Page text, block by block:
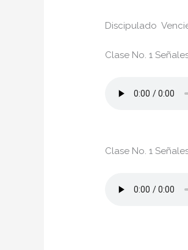
Discipulado
Clase No. 1
Clase No. 1